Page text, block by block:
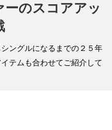
ーのスコアアッ
ングルになるまでの２５年
テムも合わせてご紹介して